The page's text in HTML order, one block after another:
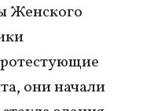
Женского
они начали